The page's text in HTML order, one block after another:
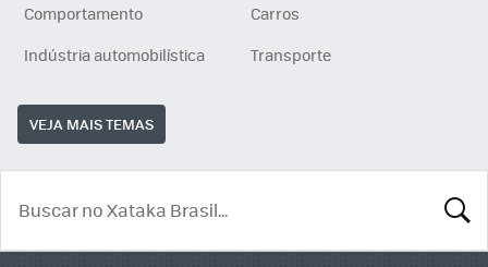
Comportamento
Carros
Indústria automobilística
Transporte
VEJA MAIS TEMAS